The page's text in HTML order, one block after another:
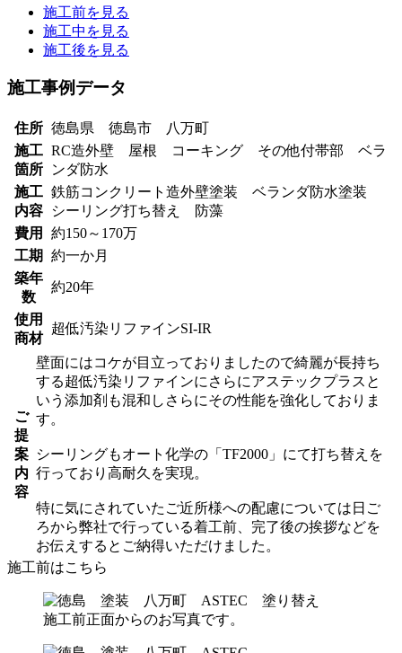
施工前を見る
施工中を見る
施工後を見る
施工事例データ
住所 徳島県 徳島市 八万町
施工
箇所
RC造外壁 屋根 コーキング その他付帯部 ベラ
ンダ防水
施工
内容
鉄筋コンクリート造外壁塗装 ベランダ防水塗装
シーリング打ち替え 防藻
費用
約150～170万
工期
約一か月
築年
数
約20年
使用
商材
超低汚染リファインSI-IR
ご
提
案
内
容
壁面にはコケが目立っておりましたので綺麗が長持ち
する超低汚染リファインにさらにアステックプラスと
いう添加剤も混和しさらにその性能を強化しておりま
す。
シーリングもオート化学の「TF2000」にて打ち替えを
行っており高耐久を実現。
特に気にされていたご近所様への配慮については日ご
ろから弊社で行っている着工前、完了後の挨拶などを
お伝えするとご納得いただけました。
施工前はこちら
施工前正面からのお写真です。